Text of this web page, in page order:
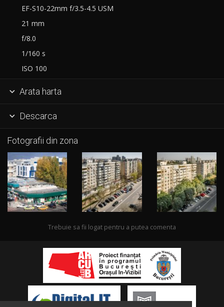
EF-S10-22mm f/3.5-4.5 USM
21 mm
f/8.0
1/160 s
ISO 100
 Arata harta
 Descarca
Fotografii din zona
Trebuie sa fii logat pentru a putea comenta